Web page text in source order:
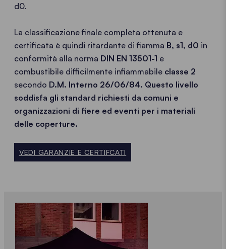
d0.
La classificazione finale completa ottenuta e
certificata è quindi ritardante di fiamma B, s1, d0 in
conformità alla norma DIN EN 13501-1 e
combustibile difficilmente infiammabile classe 2
secondo D.M. Interno 26/06/84. Questo livello
soddisfa gli standard richiesti da comuni e
organizzazioni di fiere ed eventi per i materiali
delle coperture.
VEDI GARANZIE E CERTIFCATI